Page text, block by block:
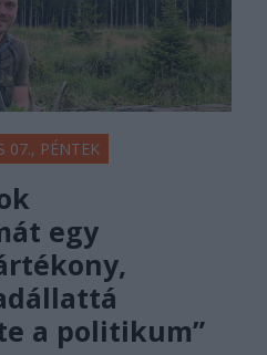
07., PÉNTEK
egy
a politikum”